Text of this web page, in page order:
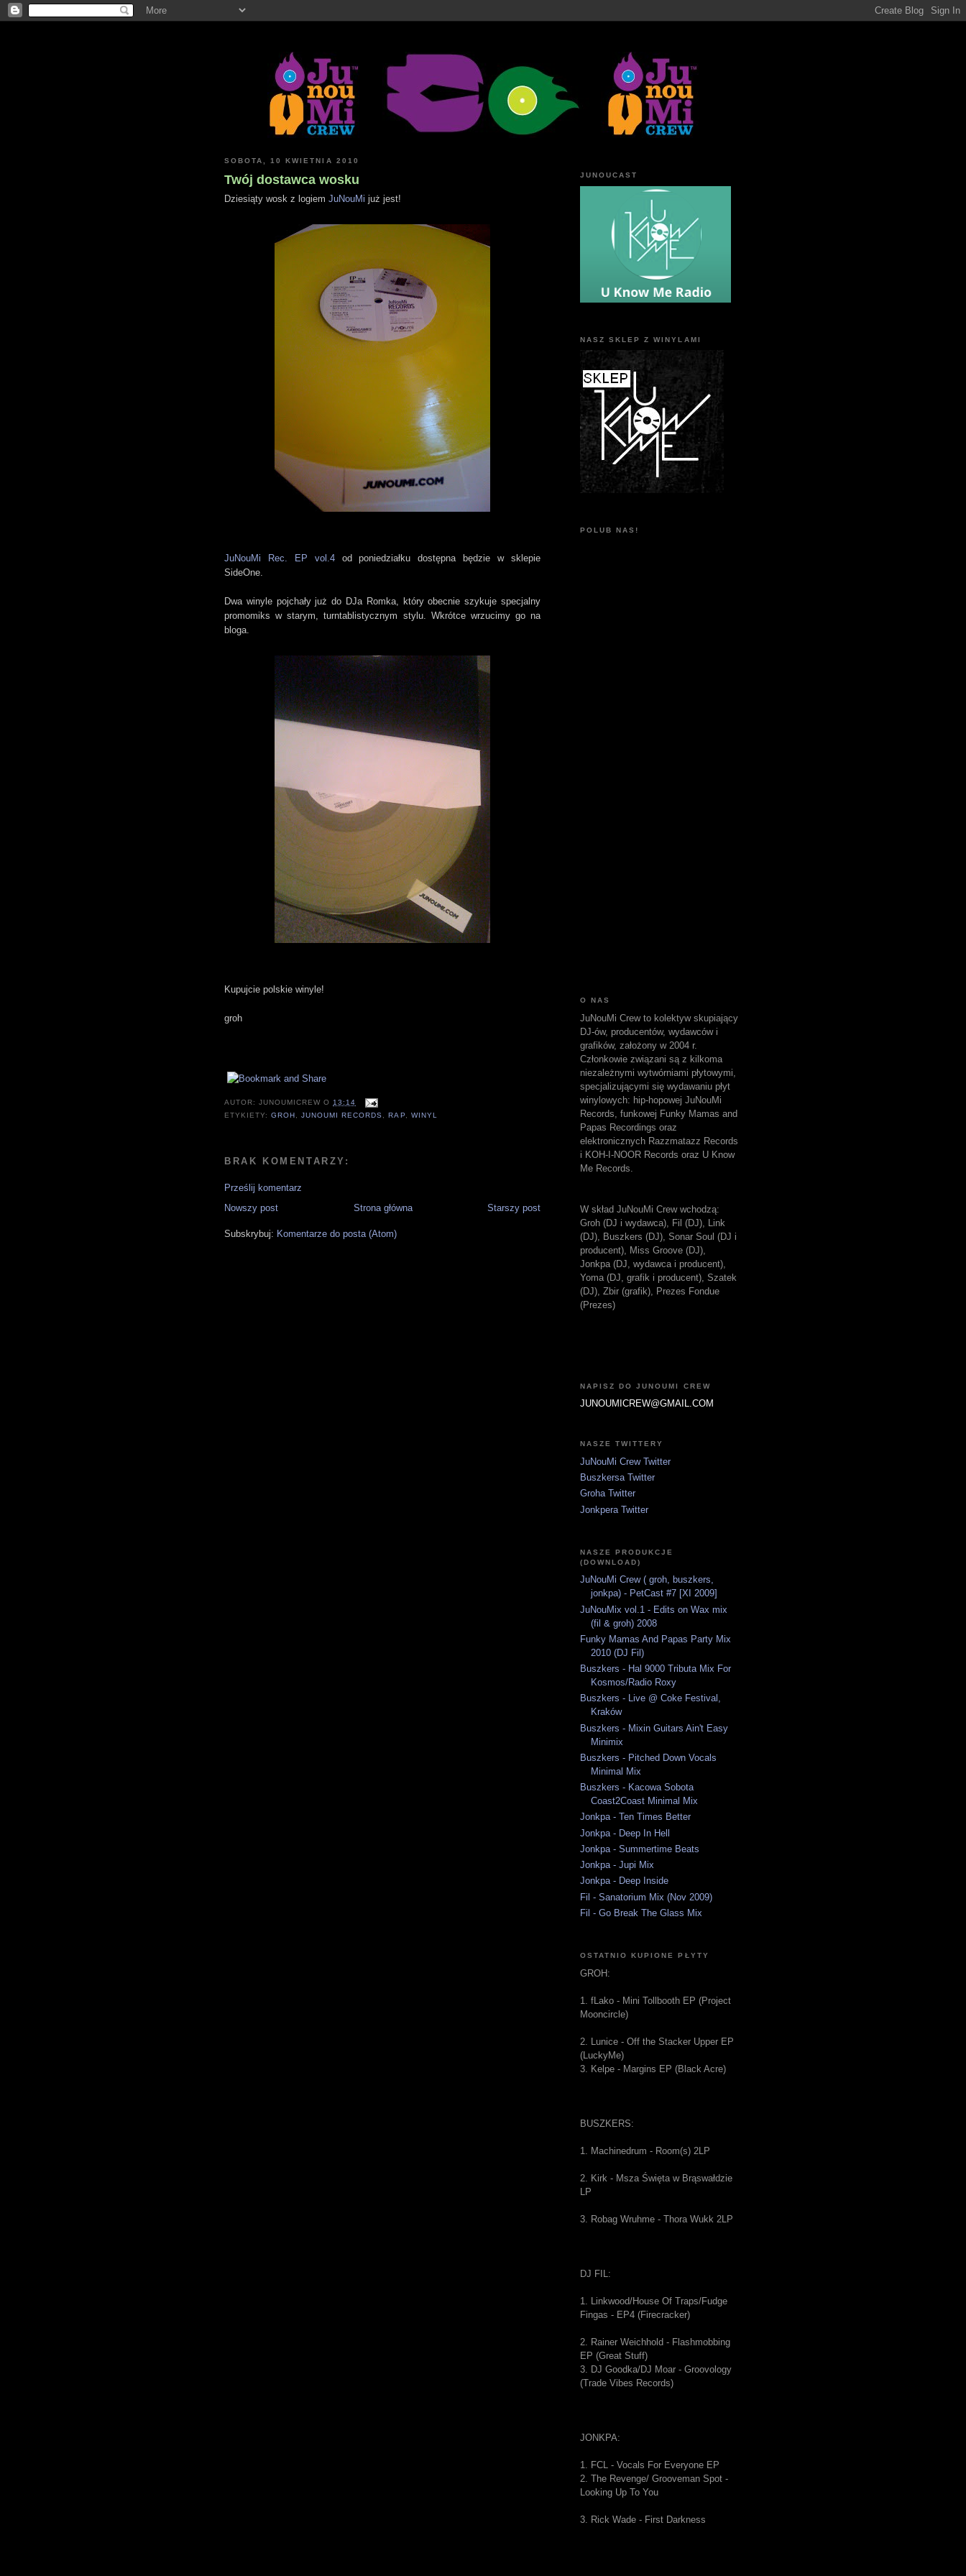
SOBOTA, 10 KWIETNIA 2010
Twój dostawca wosku
Dziesiąty wosk z logiem JuNouMi już jest!
JuNouMi Rec. EP vol.4od poniedziałku dostępna będzie w sklepie
SideOne.
Dwa winyle pojchały już do DJa Romka, który obecnie szykuje specjalny
promomiks w starym, turntablistycznym stylu. Wkrótce wrzucimy go na
bloga.
Kupujcie polskie winyle!
groh
AUTOR:JUNOUMICREW O13:14
ETYKIETY:GROH ,JUNOUMI RECORDS, RAP, WINYL
BRAK KOMENTARZY:
Prześlij komentarz
Nowszy post
Starszy post
Strona główna
Subskrybuj: Komentarze do posta (Atom)
JUNOUCAST
NASZ SKLEP Z WINYLAMI
POLUB NAS!
O NAS
JuNouMi Crew to kolektyw skupiający
DJ-ów, producentów, wydawców i
grafików, założony w 2004 r.
Członkowie związani są z kilkoma
niezależnymi wytwórniami płytowymi,
specjalizującymi się wydawaniu płyt
winylowych: hip-hopowej JuNouMi
Records, funkowej Funky Mamas and
Papas Recordings oraz
elektronicznych Razzmatazz Records
i KOH-I-NOOR Records oraz U Know
Me Records.
W skład JuNouMi Crew wchodzą:
Groh (DJ i wydawca), Fil (DJ), Link
(DJ), Buszkers (DJ), Sonar Soul (DJ i
producent), Miss Groove (DJ),
Jonkpa (DJ, wydawca i producent),
Yoma (DJ, grafik i producent), Szatek
(DJ), Zbir (grafik), Prezes Fondue
(Prezes)
NAPISZ DO JUNOUMI CREW
JUNOUMICREW@GMAIL.COM
NASZE TWITTERY
JuNouMi Crew Twitter
Buszkersa Twitter
Groha Twitter
Jonkpera Twitter
NASZE PRODUKCJE
(DOWNLOAD)
JuNouMi Crew ( groh, buszkers,
jonkpa) - PetCast #7 [XI 2009]
JuNouMix vol.1 - Edits on Wax mix
(fil & groh) 2008
Funky Mamas And Papas Party Mix
2010 (DJ Fil)
Buszkers - Hal 9000 Tributa Mix For
Kosmos/Radio Roxy
Buszkers - Live @ Coke Festival,
Kraków
Buszkers - Mixin Guitars Ain't Easy
Minimix
Buszkers - Pitched Down Vocals
Minimal Mix
Buszkers - Kacowa Sobota
Coast2Coast Minimal Mix
Jonkpa - Ten Times Better
Jonkpa - Deep In Hell
Jonkpa - Summertime Beats
Jonkpa - Jupi Mix
Jonkpa - Deep Inside
Fil - Sanatorium Mix (Nov 2009)
Fil - Go Break The Glass Mix
OSTATNIO KUPIONE PŁYTY
GROH:
1. fLako - Mini Tollbooth EP (Project
Mooncircle)
2. Lunice - Off the Stacker Upper EP
(LuckyMe)
3. Kelpe - Margins EP (Black Acre)
BUSZKERS:
1. Machinedrum - Room(s) 2LP
2. Kirk - Msza Święta w Brąswałdzie
LP
3. Robag Wruhme - Thora Wukk 2LP
DJ FIL:
1. Linkwood/House Of Traps/Fudge
Fingas - EP4 (Firecracker)
2. Rainer Weichhold - Flashmobbing
EP (Great Stuff)
3. DJ Goodka/DJ Moar - Groovology
(Trade Vibes Records)
JONKPA:
1. FCL - Vocals For Everyone EP
2. The Revenge/ Grooveman Spot -
Looking Up To You
3. Rick Wade - First Darkness